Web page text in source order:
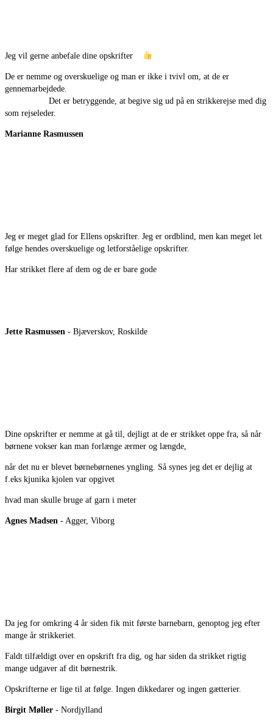
Jeg vil gerne anbefale dine opskrifter
De er nemme og overskuelige og man er ikke i tvivl om, at de er
gennemarbejdede.
Det er betryggende, at begive sig ud på en strikkerejse med dig
som rejseleder.
Marianne Rasmussen
Jeg er meget glad for Ellens opskrifter. Jeg er ordblind, men kan meget let
følge hendes overskuelige og letforståelige opskrifter.
Har strikket flere af dem og de er bare gode
Jette Rasmussen - Bjæverskov, Roskilde
Dine opskrifter er nemme at gå til, dejligt at de er strikket oppe fra, så når
børnene vokser kan man forlænge ærmer og længde,
når det nu er blevet børnebørnenes yngling. Så synes jeg det er dejlig at
f.eks kjunika kjolen var opgivet
hvad man skulle bruge af garn i meter
Agnes Madsen - Agger, Viborg
Da jeg for omkring 4 år siden fik mit første barnebarn, genoptog jeg efter
mange år strikkeriet.
Faldt tilfældigt over en opskrift fra dig, og har siden da strikket rigtig
mange udgaver af dit børnestrik.
Opskrifterne er lige til at følge. Ingen dikkedarer og ingen gætterier.
Birgit Møller - Nordjylland